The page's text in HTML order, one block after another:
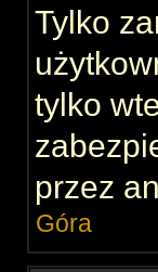
Tylko
tylko
przez
Góra